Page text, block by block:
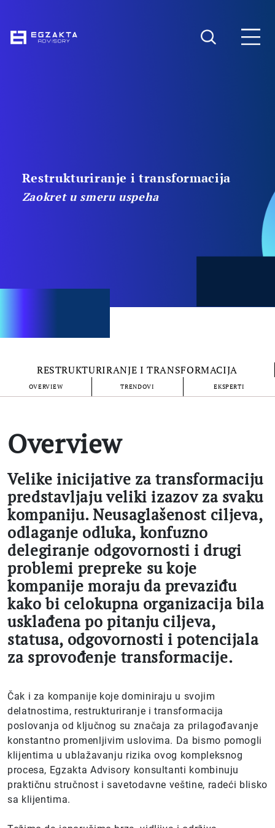
Restrukturiranje i transformacija
Zaokret u smeru uspeha
RESTRUKTURIRANJE I TRANSFORMACIJA
OVERVIEW TRENDOVI EKSPERTI
Overview
Velike inicijative za transformaciju
predstavljaju veliki izazov za svaku
kompaniju. Neusaglašenost ciljeva,
odlaganje odluka, konfuzno
delegiranje odgovornosti i drugi
problemi prepreke su koje
kompanije moraju da prevaziđu
kako bi celokupna organizacija bila
usklađena po pitanju ciljeva,
statusa, odgovornosti i potencijala
za sprovođenje transformacije.
Čak i za kompanije koje dominiraju u svojim
delatnostima, restrukturiranje i transformacija
poslovanja od ključnog su značaja za prilagođavanje
konstantno promenljivim uslovima. Da bismo pomogli
klijentima u ublažavanju rizika ovog kompleksnog
procesa, Egzakta Advisory konsultanti kombinuju
praktičnu stručnost i savetodavne veštine, radeći blisko
sa klijentima.